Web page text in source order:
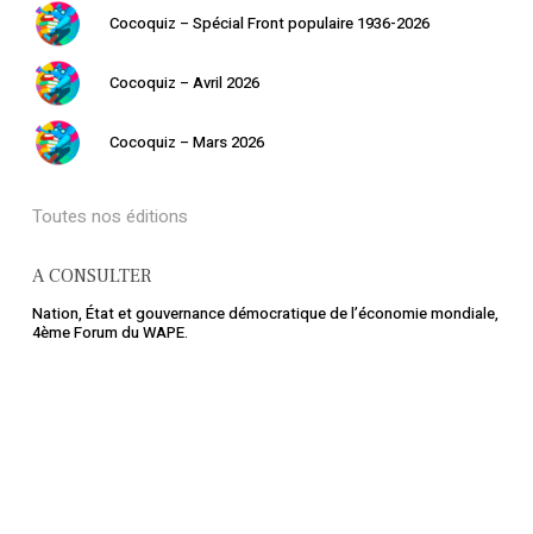
Cocoquiz – Spécial Front populaire 1936-2026
Cocoquiz – Avril 2026
Cocoquiz – Mars 2026
Toutes nos éditions
A CONSULTER
Nation, État et gouvernance démocratique de l’économie mondiale,
4ème Forum du WAPE.